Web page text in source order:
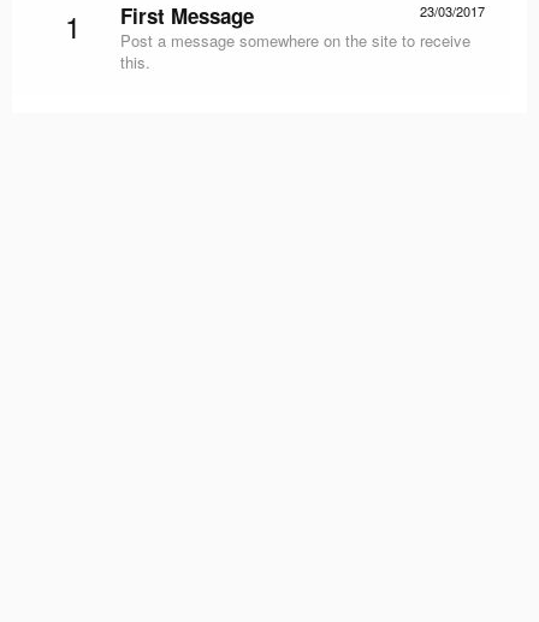
1 23/03/2017
First Message
Post a message somewhere on the site to receive
this.